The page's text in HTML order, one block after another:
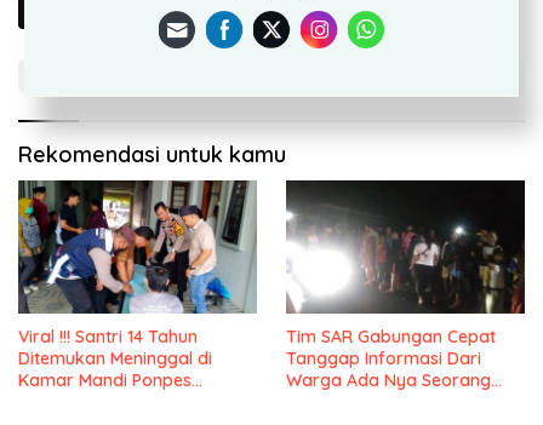
Rekomendasi untuk kamu
Viral !!! Santri 14 Tahun
Ditemukan Meninggal di
Kamar Mandi Ponpes
Tim SAR Gabungan Cepat
Tanggap Informasi Dari
Warga Ada Nya Seorang